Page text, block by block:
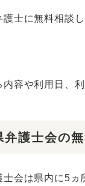
護士に無料相談
内容や利用日、
弁護士会の
士会は県内に5ヵ